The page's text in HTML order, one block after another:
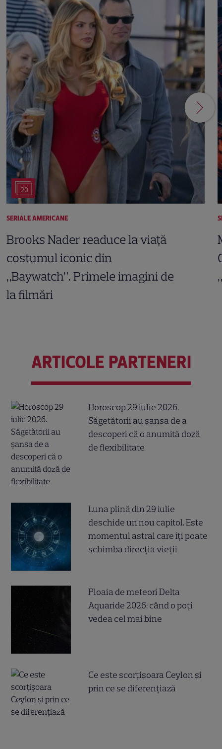
20
SERIALE AMERICANE
Brooks Nader readuce la viață
costumul iconic din
„Baywatch”. Primele imagini de
la filmări
ARTICOLE PARTENERI
Horoscop 29 iulie 2026.
Săgetătorii au șansa de a
descoperi că o anumită doză
de flexibilitate
Luna plină din 29 iulie
deschide un nou capitol. Este
momentul astral care îți poate
schimba direcția vieții
Ploaia de meteori Delta
Aquaride 2026: când o poți
vedea cel mai bine
Ce este scorțișoara Ceylon și
prin ce se diferențiază